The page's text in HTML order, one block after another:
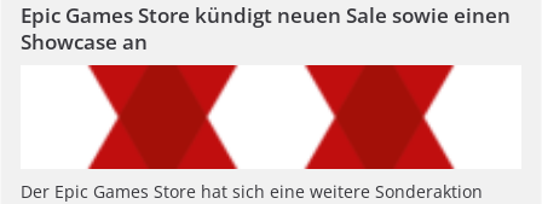
Epic Games Store kündigt neuen Sale sowie einen
Showcase an
Der Epic Games Store hat sich eine weitere Sonderaktion